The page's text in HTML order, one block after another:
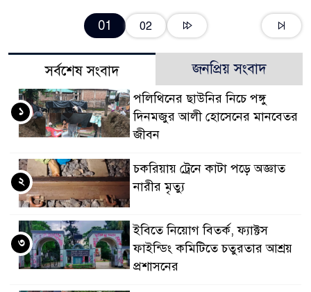
01 02
সর্বশেষ সংবাদ জনপ্রিয় সংবাদ
পলিথিনের ছাউনির নিচে পঙ্গু
দিনমজুর আলী হোসেনের মানবেতর
জীবন
১
চকরিয়ায় ট্রেনে কাটা পড়ে অজ্ঞাত
নারীর মৃত্যু
২
ইবিতে নিয়োগ বিতর্ক, ফ্যাক্টস
ফাইন্ডিং কমিটিতে চতুরতার আশ্রয়
প্রশাসনের
৩